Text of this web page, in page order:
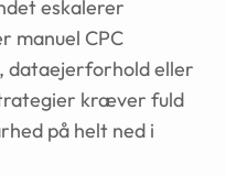
eskalerer
manuel CPC
dataejerforhold eller
kræver fuld
på helt ned i